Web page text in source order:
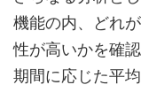
機能の内、どれ
性が高いかを確
期間に応じた平